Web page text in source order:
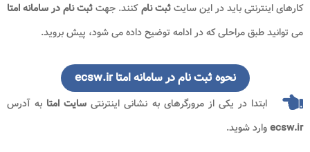
کارهای اینترنتی باید در این سایتثبت نامکنند. جهتثبت نام در سامانه امتا
می توانید طبق مراحلی که در ادامه توضیح داده می شود، پیش بروید.
نحوه ثبت نام در سامانه امتا ecsw.ir
ابتدا در یکی از مرورگرهای به نشانی اینترنتیسایت امتا به آدرس
ecsw.irوارد شوید.